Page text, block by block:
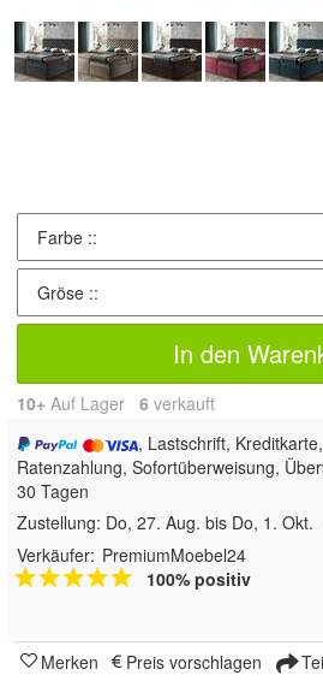
In den
10+ Auf Lager 6 verkauft
, Lastschrift,
Ratenzahlung, Sofortüberweisung,
30 Tagen
Zustellung: Do, 27. Aug. bis Do, 1. Okt.
Verkäufer: PremiumMoebel24
100% positiv
Merken Preis vorschlagen